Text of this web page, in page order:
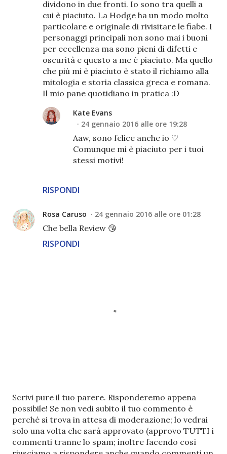
dividono in due fronti. Io sono tra quelli a
cui è piaciuto. La Hodge ha un modo molto
particolare e originale di rivisitare le fiabe. I
personaggi principali non sono mai i buoni
per eccellenza ma sono pieni di difetti e
oscurità e questo a me è piaciuto. Ma quello
che più mi è piaciuto è stato il richiamo alla
mitologia e storia classica greca e romana.
Il mio pane quotidiano in pratica :D
RISPONDI
Kate Evans
24 gennaio 2016 alle ore 19:28
Aaw, sono felice anche io ♡
Comunque mi è piaciuto per i tuoi
stessi motivi!
Rosa Caruso 24 gennaio 2016 alle ore 01:28
Che bella Review 😘
RISPONDI
P
o
s
t
a
Scrivi pure il tuo parere. Risponderemo appena
possibile! Se non vedi subito il tuo commento è
perché si trova in attesa di moderazione; lo vedrai
solo una volta che sarà approvato (approvo TUTTI i
commenti tranne lo spam; inoltre facendo così